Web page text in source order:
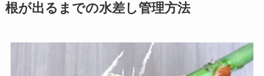
根が出るまでの水差し管理方法